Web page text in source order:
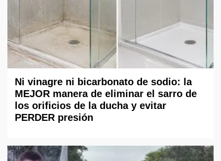
Ni vinagre ni bicarbonato de sodio: la
MEJOR manera de eliminar el sarro de
los orificios de la ducha y evitar
PERDER presión